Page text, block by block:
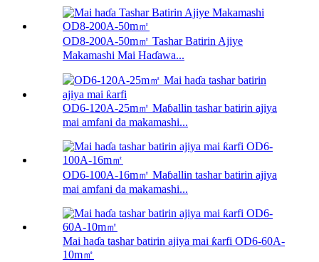
OD8-200A-50m㎡ Tashar Batirin Ajiye
Makamashi Mai Haɗawa...
OD6-120A-25m㎡ Maɓallin tashar batirin ajiya
mai amfani da makamashi...
OD6-100A-16m㎡ Maɓallin tashar batirin ajiya
mai amfani da makamashi...
Mai haɗa tashar batirin ajiya mai ƙarfi OD6-60A-
10m㎡